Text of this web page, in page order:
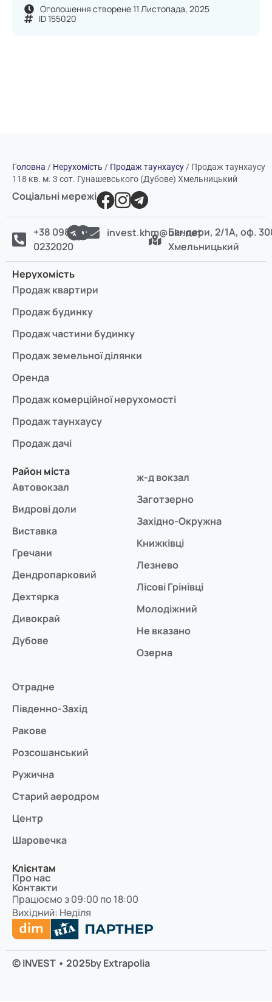
Оголошення створене 11 Листопада, 2025
ID 155020
Головна / Нерухомість / Продаж таунхаусу / Продаж таунхаусу
118 кв. м. 3 сот. Гунашевського (Дубове) Хмельницький
Соціальні мережі
+38 098
0232020
invest.khm@ukr.netБандери, 2/1А, оф.
Хмельницький
Нерухомість
Продаж квартири
Продаж будинку
Продаж частини будинку
Продаж земельної ділянки
Оренда
Продаж комерційної нерухомості
Продаж таунхаусу
Продаж дачі
Район міста
Автовокзал
Видрові доли
Виставка
Гречани
Дендропарковий
Дехтярка
Дивокрай
Дубове
ж-д вокзал
Заготзерно
Західно-Окружна
Книжківці
Лезнево
Лісові Грінівці
Молодіжний
Не вказано
Озерна
Отрадне
Південно-Захід
Ракове
Розсошанський
Ружична
Старий аеродром
Центр
Шаровечка
Клієнтам
Про нас
Контакти
Працюємо з 09:00 по 18:00
Вихідний: Неділя
© INVEST • 2025by Extrapolia